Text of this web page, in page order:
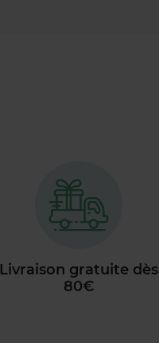
Livraison gratuite dès
80€